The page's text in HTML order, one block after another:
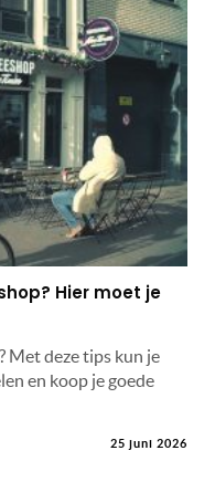
Hier moet je
Met deze tips kun je
en koop je goede
25 juni 2026